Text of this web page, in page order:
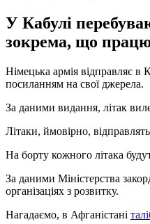
У Кабулі
зокрема, що
Німецька армія відправляє в
посиланням на свої джерела.
За даними видання, літак
Літаки, ймовірно,
На борту кожного літака
За даними Міністерства
організаціях з розвитку.
Нагадаємо, в Афганістані